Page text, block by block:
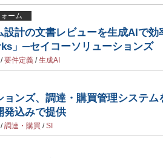
ーム
設計の文書レビューを生成AIで効
」─セイコーソリューションズ
/要件定義 /生成AI
ョンズ、調達・購買管理システム
発込みで提供
/調達・購買 /SI